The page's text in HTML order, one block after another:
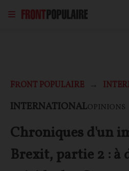
FRONT POPULAIRE
INTERNATIONALOPINIONS
Chroniques d'un
Brexit, partie 2 : à